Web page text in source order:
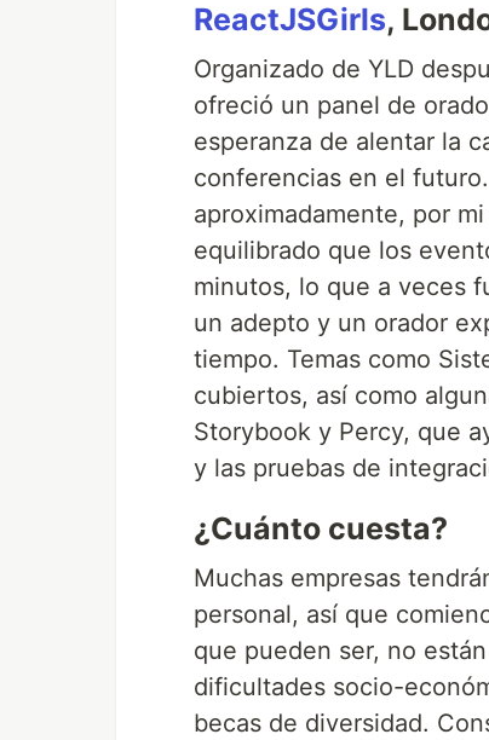
ReactJSGirls,
Organizado de YLD
ofreció un panel de
esperanza de alentar la
conferencias en el
aproximadamente, por
equilibrado que los
minutos, lo que a veces
un adepto y un orador
tiempo. Temas como
cubiertos, así como
Storybook y Percy, que
y las pruebas de
¿Cuánto cuesta?
Muchas empresas
personal, así que
que pueden ser, no
dificultades socio-
becas de diversidad.